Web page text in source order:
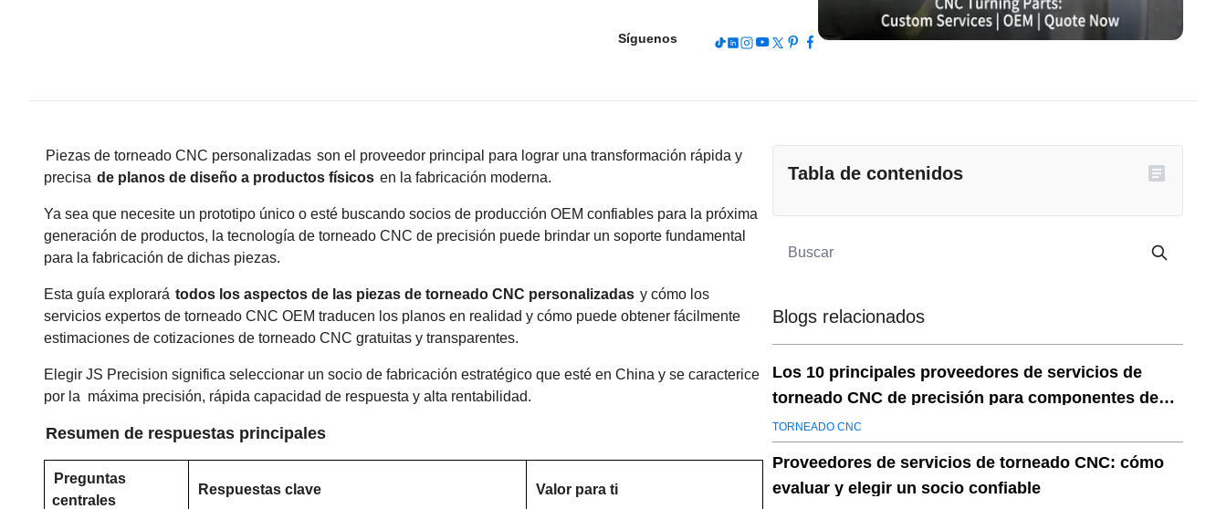
Síguenos
Piezas de torneado CNC personalizadas son el proveedor principal para lograr una transformación rápida y
precisa de planos de diseño a productos físicos en la fabricación moderna.
Ya sea que necesite un prototipo único o esté buscando socios de producción OEM confiables para la próxima
generación de productos, la tecnología de torneado CNC de precisión puede brindar un soporte fundamental
para la fabricación de dichas piezas.
Esta guía explorará todos los aspectos de las piezas de torneado CNC personalizadas y cómo los
servicios expertos de torneado CNC OEM traducen los planos en realidad y cómo puede obtener fácilmente
estimaciones de cotizaciones de torneado CNC gratuitas y transparentes.
Elegir JS Precision significa seleccionar un socio de fabricación estratégico que esté en China y se caracterice
por la máxima precisión, rápida capacidad de respuesta y alta rentabilidad.
Resumen de respuestas principales
Preguntas
centrales
Respuestas clave Valor para ti
Tabla de contenidos
Blogs relacionados
Los 10 principales proveedores de servicios de
torneado CNC de precisión para componentes de
juntas robóticas (edición 2026)
TORNEADO CNC
Proveedores de servicios de torneado CNC: cómo
evaluar y elegir un socio confiable